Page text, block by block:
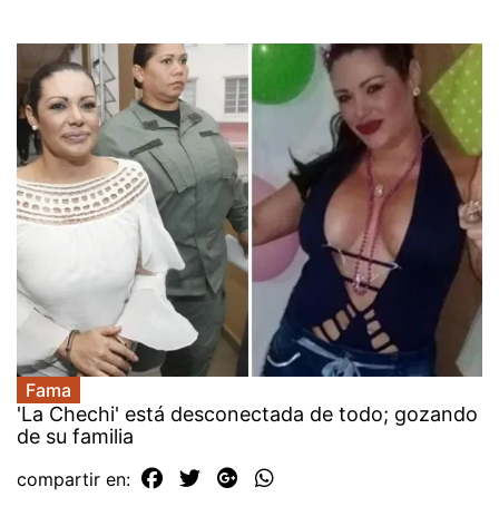
Fama
'La Chechi' está desconectada de todo; gozando
de su familia
compartir en: